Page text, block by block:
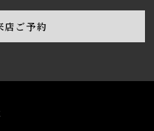
店ご予約